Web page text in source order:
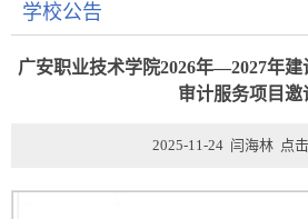
学校公告
广安职业技术学院2026年—2027年
审计服务项目邀
2025-11-24 闫海林 点击